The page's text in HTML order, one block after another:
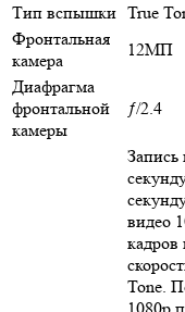
Тип вспышки True
Фронтальная
камера
12МП
Диафрагма
фронтальной
камеры
ƒ/2.4
Запись
видео
кадров
Tone.
1080p